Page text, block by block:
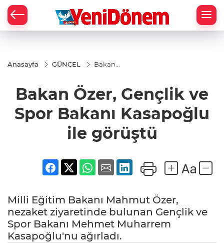
Anasayfa GÜNCEL
Bakan
Bakanı
Kasapoğlu
ile görüştü
Bakan Özer, Gençlik ve
Spor Bakanı Kasapoğlu
ile görüştü
Milli Eğitim Bakanı Mahmut Özer,
nezaket ziyaretinde bulunan Gençlik ve
Spor Bakanı Mehmet Muharrem
Kasapoğlu'nu ağırladı.